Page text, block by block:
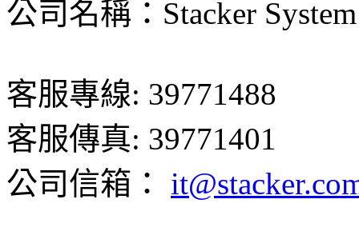
公司名稱：Stacker
客服專線: 39771488
客服傳真: 39771401
公司信箱：